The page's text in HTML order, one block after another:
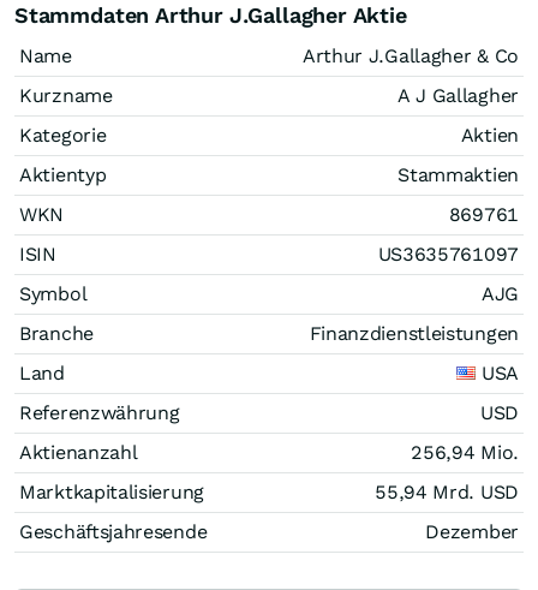
Stammdaten Arthur J.Gallagher Aktie
Name
Arthur J.Gallagher & Co
Kurzname
A J Gallagher
Kategorie
Aktien
Aktientyp
Stammaktien
WKN
869761
ISIN
US3635761097
Symbol
AJG
Branche
Finanzdienstleistungen
Land
USA
Referenzwährung
USD
Aktienanzahl
256,94 Mio.
Marktkapitalisierung
55,94 Mrd. USD
Geschäftsjahresende
Dezember